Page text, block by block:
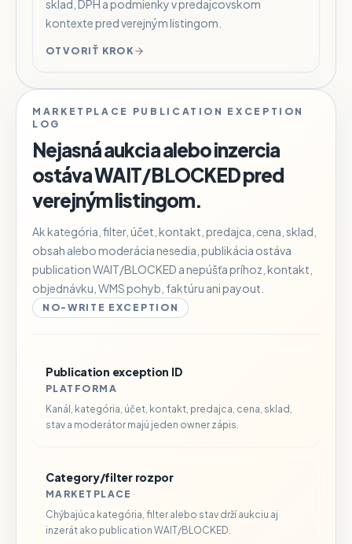
sklad, DPH a podmienky v predajcovskom
kontexte pred verejným listingom.
OTVORIŤ KROK
MARKETPLACE PUBLICATION EXCEPTION
LOG
Nejasná aukcia alebo inzercia
ostáva WAIT/BLOCKED pred
verejným listingom.
Ak kategória, filter, účet, kontakt, predajca, cena, sklad,
obsah alebo moderácia nesedia, publikácia ostáva
publication WAIT/BLOCKED a nepúšťa príhoz, kontakt,
objednávku, WMS pohyb, faktúru ani payout.
NO-WRITE EXCEPTION
Publication exception ID
PLATFORMA
Kanál, kategória, účet, kontakt, predajca, cena, sklad,
stav a moderátor majú jeden owner zápis.
Category/filter rozpor
MARKETPLACE
Chýbajúca kategória, filter alebo stav drží aukciu aj
inzerát ako publication WAIT/BLOCKED.